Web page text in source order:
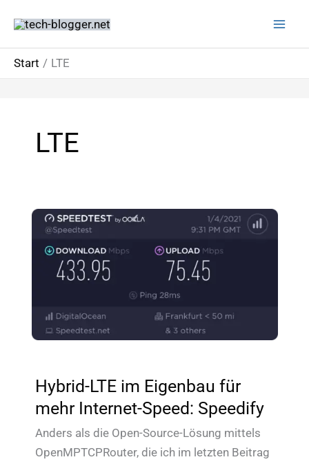
Inhalt
springen
Start
LTE
LTE
Hybrid-LTE im Eigenbau für
mehr Internet-Speed: Speedify
Anders als die Open-Source-Lösung mittels
OpenMPTCPRouter, die ich im letzten Beitrag